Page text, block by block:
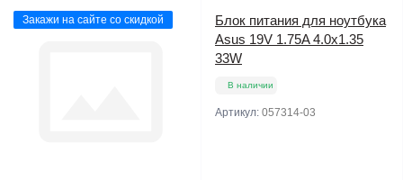
Закажи на сайте со скидкой
Блок питания для ноутбука
Asus 19V 1.75A 4.0x1.35
33W
В наличии
Артикул: 057314-03